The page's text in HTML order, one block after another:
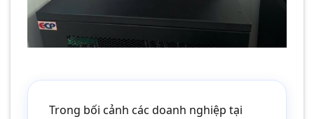
Trong bối cảnh các doanh nghiệp tại